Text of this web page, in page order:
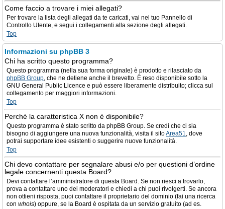
Come faccio a trovare i miei allegati?
Per trovare la lista degli allegati da te caricati, vai nel tuo Pannello di
Controllo Utente, e segui i collegamenti alla sezione degli allegati.
Top
Informazioni su phpBB 3
Chi ha scritto questo programma?
Questo programma (nella sua forma originale) è prodotto e rilasciato da
phpBB Group, che ne detiene anche il brevetto. È reso disponibile sotto la
GNU General Public Licence e può essere liberamente distribuito; clicca sul
collegamento per maggiori informazioni.
Top
Perché la caratteristica X non è disponibile?
Questo programma è stato scritto da phpBB Group. Se credi che ci sia
bisogno di aggiungere una nuova funzionalità, visita il sitoArea51, dove
potrai supportare idee esistenti o suggerire nuove funzionalità.
Top
Chi devo contattare per segnalare abusi e/o per questioni d’ordine
legale concernenti questa Board?
Devi contattare l’amministratore di questa Board. Se non riesci a trovarlo,
prova a contattare uno dei moderatori e chiedi a chi puoi rivolgerti. Se ancora
non ottieni risposta, puoi contattare il proprietario del dominio (fai una ricerca
con whois) oppure, se la Board è ospitata da un servizio gratuito (ad es.